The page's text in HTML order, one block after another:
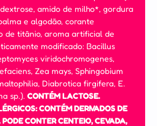
amido de milho*, gordura
e algodão, corante
de titânio, aroma artificial de
modificado: Bacillus
viridochromogenes,
Zea mays, Sphingobium
Diabrotica firgifera, E.
sp.). CONTÉM LACTOSE.
CONTÉM DERIVADOS DE
CONTER CENTEIO, CEVADA,